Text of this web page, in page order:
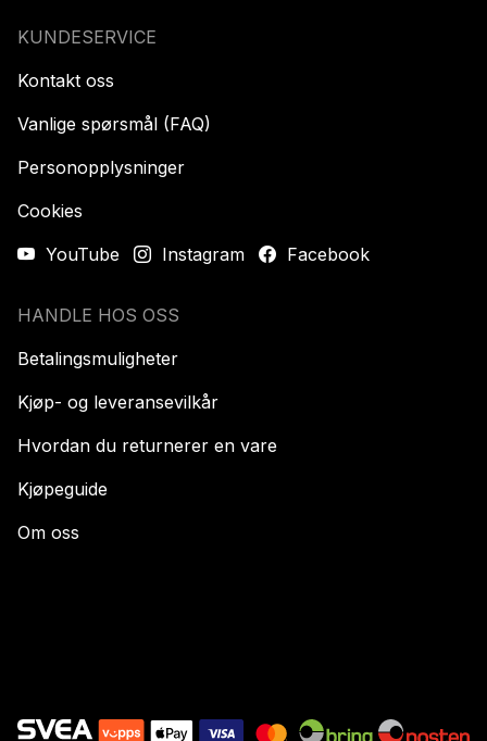
KUNDESERVICE
Kontakt oss
Vanlige spørsmål (FAQ)
Personopplysninger
Cookies
YouTube
Instagram Facebook
HANDLE HOS OSS
Betalingsmuligheter
Kjøp- og leveransevilkår
Hvordan du returnerer en vare
Kjøpeguide
Om oss